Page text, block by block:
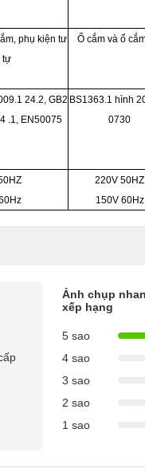
phụ kiện tư
tự
Ổ cắm và ổ
24.2, GB2
.1, EN50075
BS1363.1 hình
0730
220V 50HZ
150V 60Hz
Ảnh chụp
xếp hạng
5 sao
4 sao
3 sao
2 sao
1 sao